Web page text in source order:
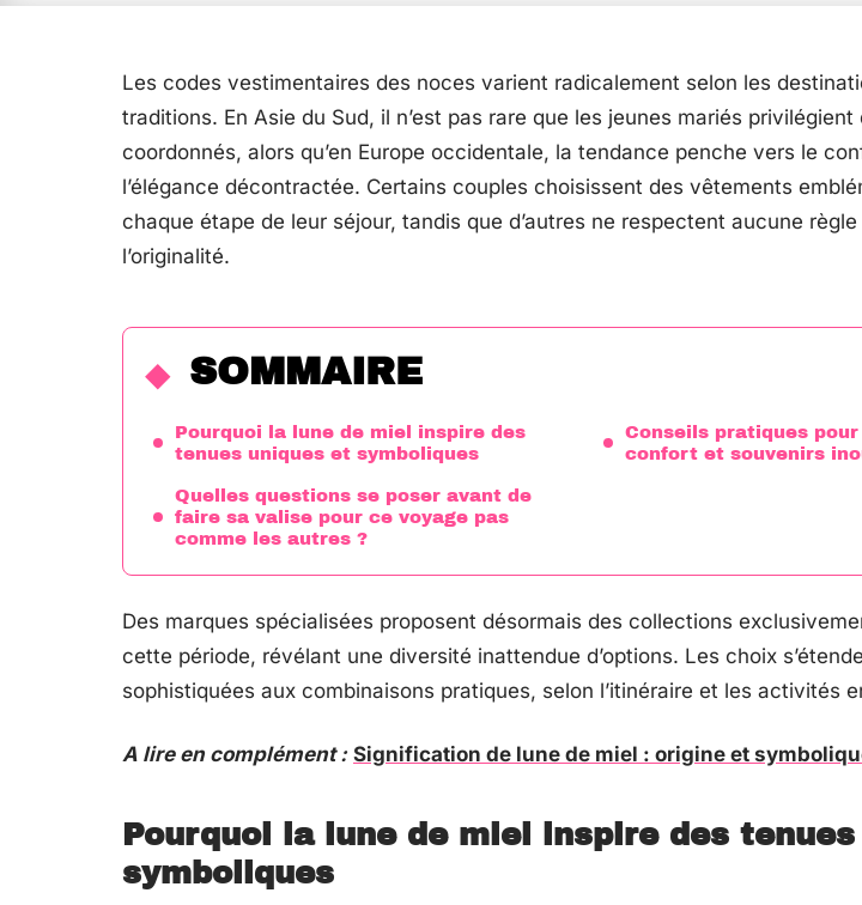
Les codes vestimentaires des noces varient radicalement selon les
traditions. En Asie du Sud, il n’est pas rare que les jeunes mariés privilégient
coordonnés, alors qu’en Europe occidentale, la tendance penche vers le
l’élégance décontractée. Certains couples choisissent des vêtements
chaque étape de leur séjour, tandis que d’autres ne respectent aucune
l’originalité.
SOMMAIRE
Pourquoi la lune de miel inspire des
tenues uniques et symboliques
Quelles questions se poser avant de
faire sa valise pour ce voyage pas
comme les autres ?
Conseils pratiques
confort et souvenirs
Des marques spécialisées proposent désormais des collections
cette période, révélant une diversité inattendue d’options. Les choix
sophistiquées aux combinaisons pratiques, selon l’itinéraire et les activités
A lire en complément : Signification de lune de miel : origine et
Pourquoi la lune de miel inspire des
symboliques